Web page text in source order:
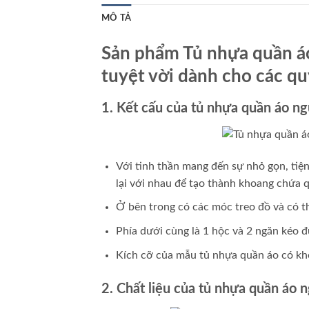
MÔ TẢ
Sản phẩm Tủ nhựa quần
tuyệt vời dành cho các
1. Kết cấu của tủ nhựa quần áo
Với tinh thần mang đến sự nhỏ gọn,
lại với nhau để tạo thành khoang chứa
Ở bên trong có các móc treo đồ và có
Phía dưới cùng là 1 hộc và 2 ngăn kéo
Kích cỡ của mẫu tủ nhựa quần áo có
2. Chất liệu của tủ nhựa quần áo